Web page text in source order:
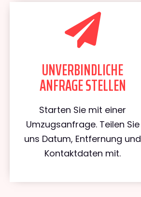
UNVERBINDLICHE
ANFRAGE STELLEN
Starten Sie mit einer
Umzugsanfrage. Teilen Sie
uns Datum, Entfernung und
Kontaktdaten mit.